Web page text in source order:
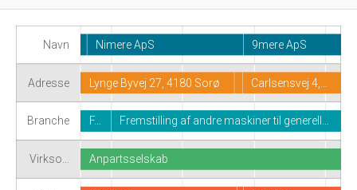
Navn
Adresse
Branche
Virkso…
Nimere ApS 9mere ApS
Lynge Byvej 27, 4180 Sorø Carlsensvej 4,…
F… Fremstilling af andre maskiner til generell…
Anpartsselskab